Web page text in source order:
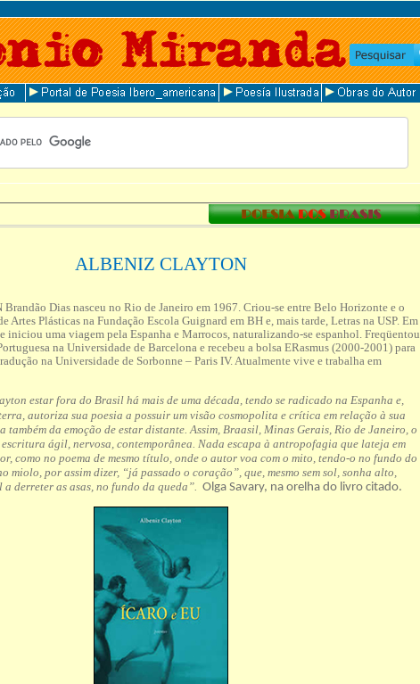
ALBENIZ CLAYTON
Dias nasceu no Rio de Janeiro em 1967. Criou-se entre Belo Horizonte e o
Artes Plásticas na Fundação Escola Guignard em BH e, mais tarde, Letras na USP. Em
iniciou uma viagem pela Espanha e Marrocos, naturalizando-se espanhol. Freqüentou
na Universidade de Barcelona e recebeu a bolsa ERasmus (2000-2001) para
na Universidade de Sorbonne – Paris IV. Atualmente vive e trabalha em
estar fora do Brasil há mais de uma década, tendo se radicado na Espanha e,
autoriza sua poesia a possuir um visão cosmopolita e crítica em relação à sua
também da emoção de estar distante. Assim, Braasil, Minas Gerais, Rio de Janeiro, o
ágil, nervosa, contemporânea. Nada escapa à antropofagia que lateja em
como no poema de mesmo título, onde o autor voa com o mito, tendo-o no fundo do
miolo, por assim dizer, “já passado o coração”, que, mesmo sem sol, sonha alto,
derreter as asas, no fundo da queda”. Olga Savary, na orelha do livro citado.